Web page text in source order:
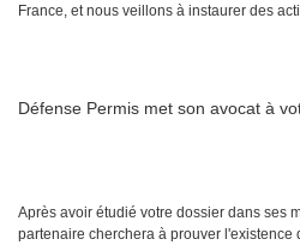
France, et nous veillons à instaurer des
Défense Permis met son avocat à
Après avoir étudié votre dossier dans ses
partenaire cherchera à prouver l'existence